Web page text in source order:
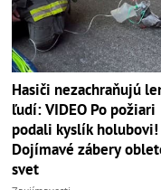
Hasiči nezachraňujú
ľudí: VIDEO Po požiari
podali kyslík holubovi!
Dojímavé zábery
svet